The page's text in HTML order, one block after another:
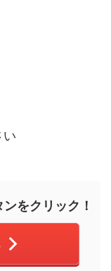
をクリック！